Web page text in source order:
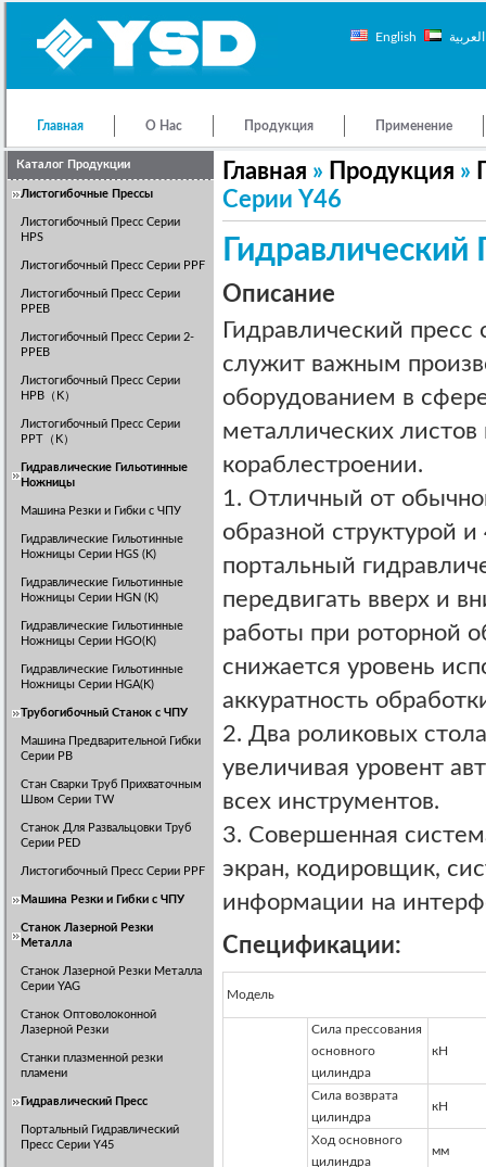
English العربية
Главная О Нас Продукция Применение
Контакты
Каталог Продукции
Листогибочные Прессы
Листогибочный Пресс Серии
HPS
Листогибочный Пресс Серии PPF
Листогибочный Пресс Серии
PPEB
Листогибочный Пресс Серии 2-
PPEB
Листогибочный Пресс Серии
HPB（K）
Листогибочный Пресс Серии
PPT（K）
Гидравлические Гильотинные
Ножницы
Машина Резки и Гибки с ЧПУ
Гидравлические Гильотинные
Ножницы Серии HGS (K)
Гидравлические Гильотинные
Ножницы Серии HGN (K)
Гидравлические Гильотинные
Ножницы Серии HGO(K)
Гидравлические Гильотинные
Ножницы Серии HGA(K)
Трубогибочный Станок с ЧПУ
Машина Предварительной Гибки
Серии PB
Стан Сварки Труб Прихваточным
Швом Серии TW
Станок Для Развальцовки Труб
Серии PED
Листогибочный Пресс Серии PPF
Машина Резки и Гибки с ЧПУ
Станок Лазерной Резки
Металла
Станок Лазерной Резки Металла
Серии YAG
Станок Оптоволоконной
Лазерной Резки
Станки плазменной резки
пламени
Гидравлический Пресс
Портальный Гидравлический
Пресс Серии Y45
Главная » Продукция »
Серии Y46
Описание
Гидравлический пресс
служит важным
оборудованием в
металлических листов
кораблестроении.
1. Отличный от
образной структурой
портальный
передвигать вверх и
работы при роторной
снижается уровень
аккуратность
2. Два роликовых
увеличивая уровент
всех инструментов.
3. Совершенная
экран, кодировщик,
информации на
Спецификации:
Модель
Сила прессования
основного
цилиндра
кН
Сила возврата
цилиндра
кН
Ход основного
цилиндра
мм